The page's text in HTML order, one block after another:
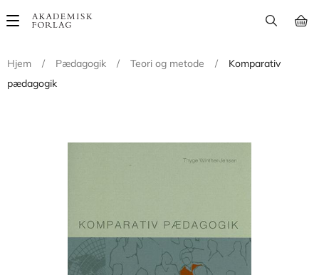
Main
Hjem
/ Pædagogik / Teori og metode /
Komparativ
pædagogik